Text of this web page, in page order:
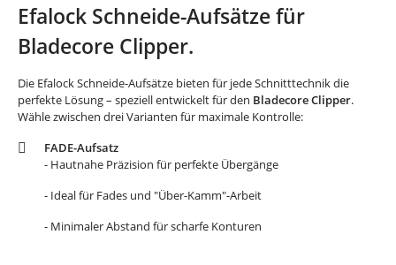
Efalock Schneide-Aufsätze für
Bladecore Clipper.
Die Efalock Schneide-Aufsätze bieten für jede Schnitttechnik die
perfekte Lösung – speziell entwickelt für den Bladecore Clipper.
Wähle zwischen drei Varianten für maximale Kontrolle:
FADE-Aufsatz
- Hautnahe Präzision für perfekte Übergänge
- Ideal für Fades und "Über-Kamm"-Arbeit
- Minimaler Abstand für scharfe Konturen